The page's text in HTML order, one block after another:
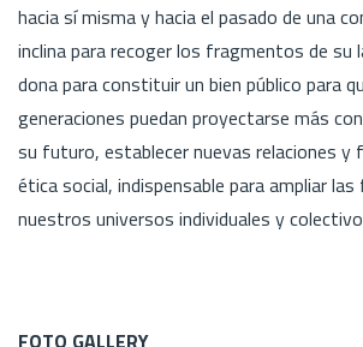
hacia sí misma y hacia el pasado de una
inclina para recoger los fragmentos de su
dona para constituir un bien público para
generaciones puedan proyectarse más
su futuro, establecer nuevas relaciones y
ética social, indispensable para ampliar
nuestros universos individuales y
FOTO GALLERY